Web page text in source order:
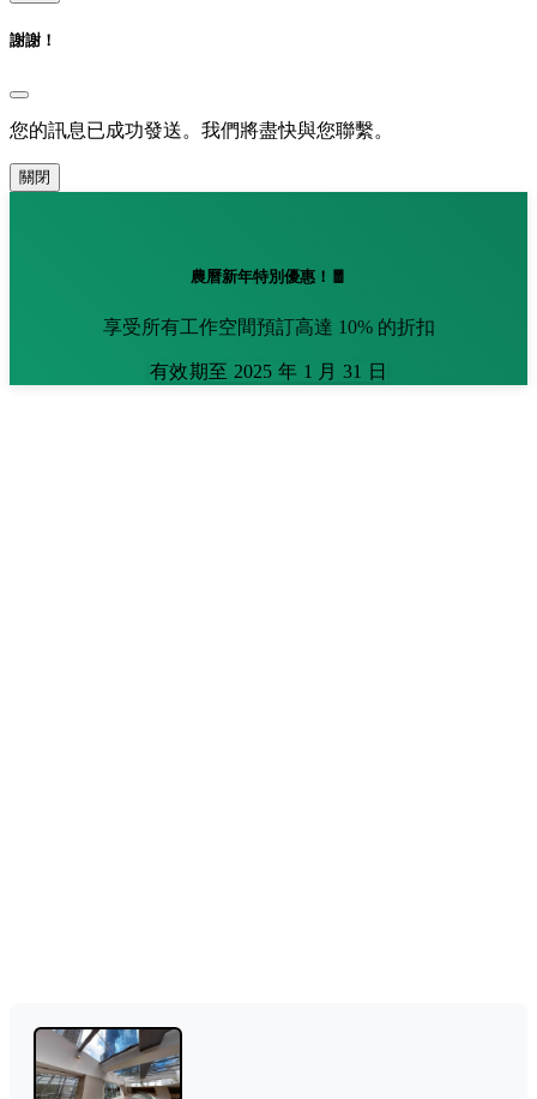
謝謝！
您的訊息已成功發送。我們將盡快與您聯繫。
關閉
農曆新年特別優惠！🧧
享受所有工作空間預訂高達 10% 的折扣
有效期至 2025 年 1 月 31 日